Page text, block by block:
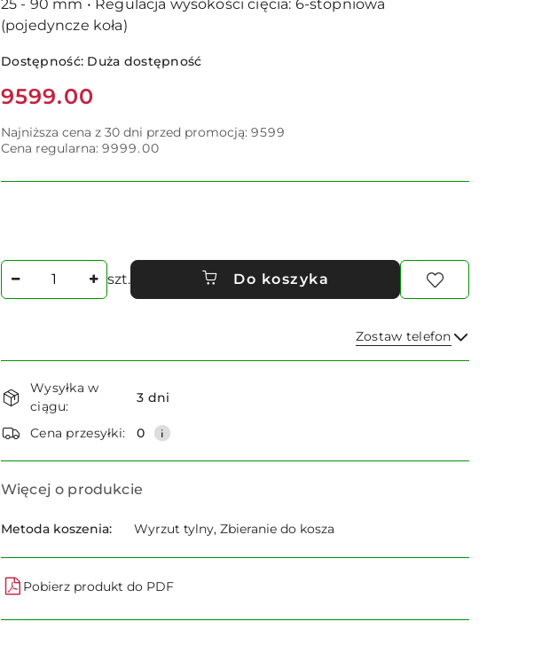
25 - 90 mm • Regulacja wysokości cięcia: 6-stopniowa
(pojedyncze koła)
Dostępność: Duża dostępność
Cena:
9599.00
Najniższa cena z 30 dni przed promocją: 9599
Cena regularna: 9999.00
Ilość
szt. Do koszyka
Zostaw telefon
Wyślij
Dostępność
i
dostawa
Wysyłka w
ciągu:
3 dni
Cena przesyłki: 0
Więcej o produkcie
Metoda koszenia: Wyrzut tylny, Zbieranie do kosza
Pobierz produkt do PDF